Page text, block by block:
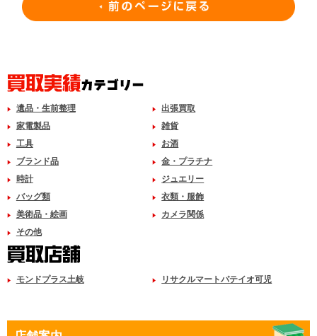
遺品・生前整理
出張買取
家電製品
雑貨
工具
お酒
ブランド品
金・プラチナ
時計
ジュエリー
バッグ類
衣類・服飾
美術品・絵画
カメラ関係
その他
モンドプラス土岐 リサクルマートパテイオ可児